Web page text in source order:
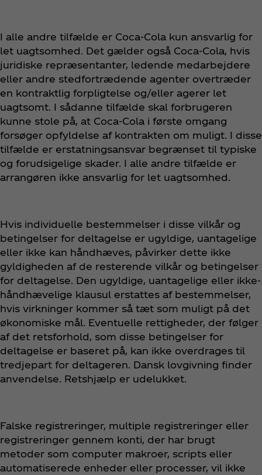
I alle andre tilfælde er Coca‑Cola kun ansvarlig for
let uagtsomhed. Det gælder også Coca‑Cola, hvis
juridiske repræsentanter, ledende medarbejdere
eller andre stedfortrædende agenter overtræder
en kontraktlig forpligtelse og/eller agerer let
uagtsomt. I sådanne tilfælde skal forbrugeren
kunne stole på, at Coca‑Cola i første omgang
forsøger opfyldelse af kontrakten om muligt. I disse
tilfælde er erstatningsansvar begrænset til typiske
og forudsigelige skader. I alle andre tilfælde er
arrangøren ikke ansvarlig for let uagtsomhed.
Hvis individuelle bestemmelser i disse vilkår og
betingelser for deltagelse er ugyldige, uantagelige
eller ikke kan håndhæves, påvirker dette ikke
gyldigheden af de resterende vilkår og betingelser
for deltagelse. Den ugyldige, uantagelige eller ikke-
håndhævelige klausul erstattes af bestemmelser,
hvis virkninger kommer så tæt som muligt på det
økonomiske mål. Eventuelle rettigheder, der følger
af det retsforhold, som disse betingelser for
deltagelse er baseret på, kan ikke overdrages til
tredjepart for deltageren. Dansk lovgivning finder
anvendelse. Retshjælp er udelukket.
Falske registreringer, multiple registreringer eller
registreringer gennem konti, der har brugt
metoder som computer makroer, scripts eller
automatiserede enheder eller processer, vil ikke